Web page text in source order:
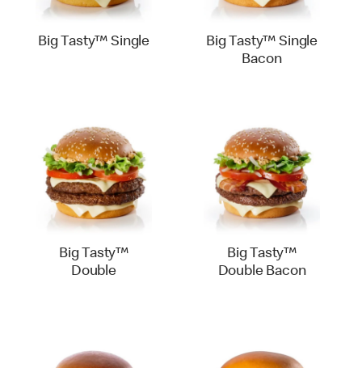
Big Tasty™ Single
Big Tasty™ Single
Bacon
Big Tasty™
Double
Big Tasty™
Double Bacon